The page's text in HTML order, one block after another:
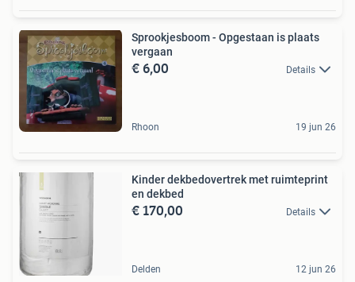
Sprookjesboom - Opgestaan is plaats
vergaan
€ 6,00 Details
Rhoon 19 jun 26
Kinder dekbedovertrek met ruimteprint
en dekbed
€ 170,00 Details
Delden 12 jun 26